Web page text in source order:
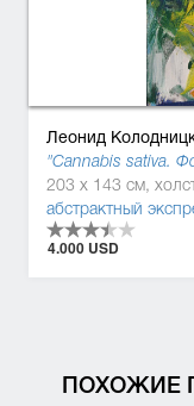
Леонид
"Cannabis sativa.
абстрактный
4.000 USD
ПОХОЖИЕ